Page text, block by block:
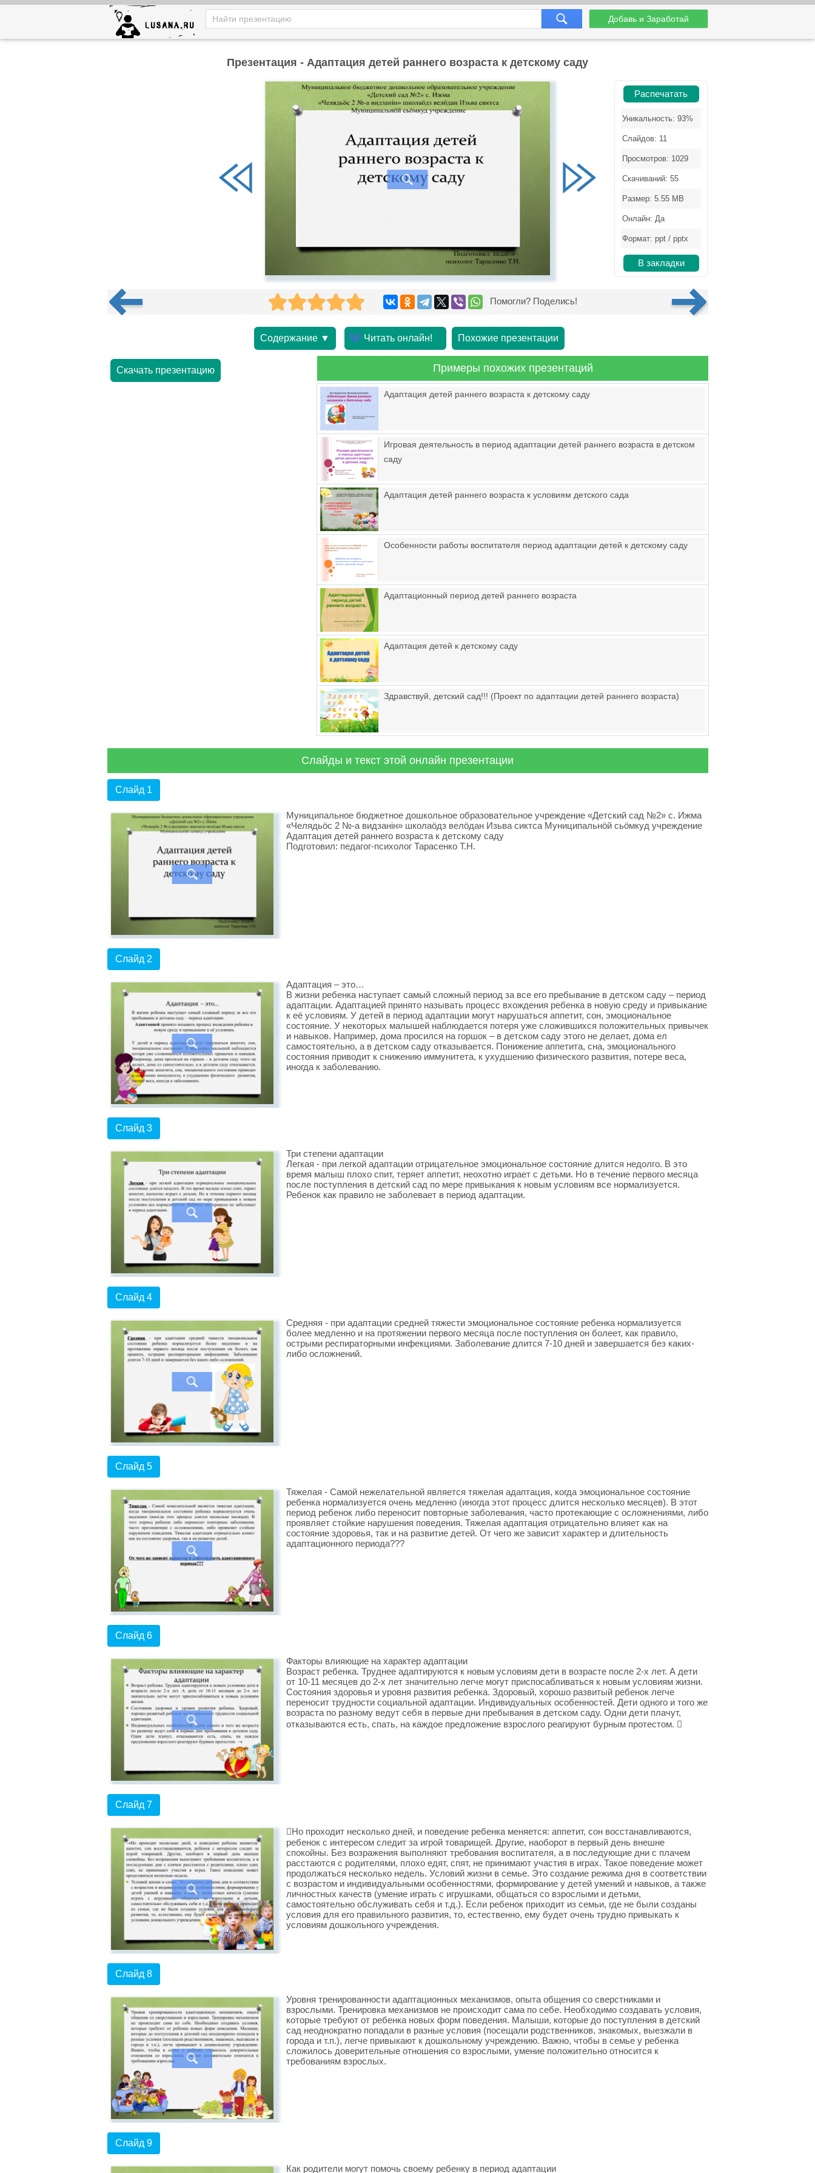
Добавь и Заработай
Презентация - Адаптация детей раннего возраста к детскому саду
Распечатать
Уникальность: 93%
Слайдов: 11
Просмотров: 1029
Скачиваний: 55
Размер: 5.55 MB
Онлайн: Да
Формат: ppt / pptx
В закладки
Помогли? Поделись!
Содержание ▼ Читать онлайн! Похожие презентации
Скачать презентацию Примеры похожих презентаций
Адаптация детей раннего возраста к детскому саду
Игровая деятельность в период адаптации детей раннего возраста в детском
саду
Адаптация детей раннего возраста к условиям детского сада
Особенности работы воспитателя период адаптации детей к детскому саду
Адаптационный период детей раннего возраста
Адаптация детей к детскому саду
Здравствуй, детский сад!!! (Проект по адаптации детей раннего возраста)
Слайды и текст этой онлайн презентации
Слайд 1
Муниципальное бюджетное дошкольное образовательное учреждение «Детский сад №2» с. Ижма
«Челядьöс 2 №-а видзанiн» школаöдз велöдан Изьва сиктса Муниципальнöй сьöмкуд учреждение
Адаптация детей раннего возраста к детскому саду
Подготовил: педагог-психолог Тарасенко Т.Н.
Слайд 2
Адаптация – это…
В жизни ребенка наступает самый сложный период за все его пребывание в детском саду – период
адаптации. Адаптацией принято называть процесс вхождения ребенка в новую среду и привыкание
к её условиям. У детей в период адаптации могут нарушаться аппетит, сон, эмоциональное
состояние. У некоторых малышей наблюдается потеря уже сложившихся положительных привычек
и навыков. Например, дома просился на горшок – в детском саду этого не делает, дома ел
самостоятельно, а в детском саду отказывается. Понижение аппетита, сна, эмоционального
состояния приводит к снижению иммунитета, к ухудшению физического развития, потере веса,
иногда к заболеванию.
Слайд 3
Три степени адаптации
Легкая - при легкой адаптации отрицательное эмоциональное состояние длится недолго. В это
время малыш плохо спит, теряет аппетит, неохотно играет с детьми. Но в течение первого месяца
после поступления в детский сад по мере привыкания к новым условиям все нормализуется.
Ребенок как правило не заболевает в период адаптации.
Слайд 4
Средняя - при адаптации средней тяжести эмоциональное состояние ребенка нормализуется
более медленно и на протяжении первого месяца после поступления он болеет, как правило,
острыми респираторными инфекциями. Заболевание длится 7-10 дней и завершается без каких-
либо осложнений.
Слайд 5
Тяжелая - Самой нежелательной является тяжелая адаптация, когда эмоциональное состояние
ребенка нормализуется очень медленно (иногда этот процесс длится несколько месяцев). В этот
период ребенок либо переносит повторные заболевания, часто протекающие с осложнениями, либо
проявляет стойкие нарушения поведения. Тяжелая адаптация отрицательно влияет как на
состояние здоровья, так и на развитие детей. От чего же зависит характер и длительность
адаптационного периода???
Слайд 6
Факторы влияющие на характер адаптации
Возраст ребенка. Труднее адаптируются к новым условиям дети в возрасте после 2-х лет. А дети
от 10-11 месяцев до 2-х лет значительно легче могут приспосабливаться к новым условиям жизни.
Состояния здоровья и уровня развития ребенка. Здоровый, хорошо развитый ребенок легче
переносит трудности социальной адаптации. Индивидуальных особенностей. Дети одного и того же
возраста по разному ведут себя в первые дни пребывания в детском саду. Одни дети плачут,
отказываются есть, спать, на каждое предложение взрослого реагируют бурным протестом. 
Слайд 7
Но проходит несколько дней, и поведение ребенка меняется: аппетит, сон восстанавливаются,
ребенок с интересом следит за игрой товарищей. Другие, наоборот в первый день внешне
спокойны. Без возражения выполняют требования воспитателя, а в последующие дни с плачем
расстаются с родителями, плохо едят, спят, не принимают участия в играх. Такое поведение может
продолжаться несколько недель. Условий жизни в семье. Это создание режима дня в соответствии
с возрастом и индивидуальными особенностями, формирование у детей умений и навыков, а также
личностных качеств (умение играть с игрушками, общаться со взрослыми и детьми,
самостоятельно обслуживать себя и т.д.). Если ребенок приходит из семьи, где не были созданы
условия для его правильного развития, то, естественно, ему будет очень трудно привыкать к
условиям дошкольного учреждения.
Слайд 8
Уровня тренированности адаптационных механизмов, опыта общения со сверстниками и
взрослыми. Тренировка механизмов не происходит сама по себе. Необходимо создавать условия,
которые требуют от ребенка новых форм поведения. Малыши, которые до поступления в детский
сад неоднократно попадали в разные условия (посещали родственников, знакомых, выезжали в
города и т.п.), легче привыкают к дошкольному учреждению. Важно, чтобы в семье у ребенка
сложилось доверительные отношения со взрослыми, умение положительно относится к
требованиям взрослых.
Слайд 9
Как родители могут помочь своему ребенку в период адаптации